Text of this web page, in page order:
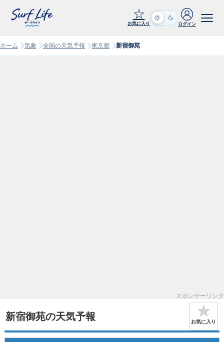
☆
お気に入り ログイン
ホーム 気象 全国の天気予報 東京都 新宿御苑
スポンサーリンク
新宿御苑の天気予報 お気に入り